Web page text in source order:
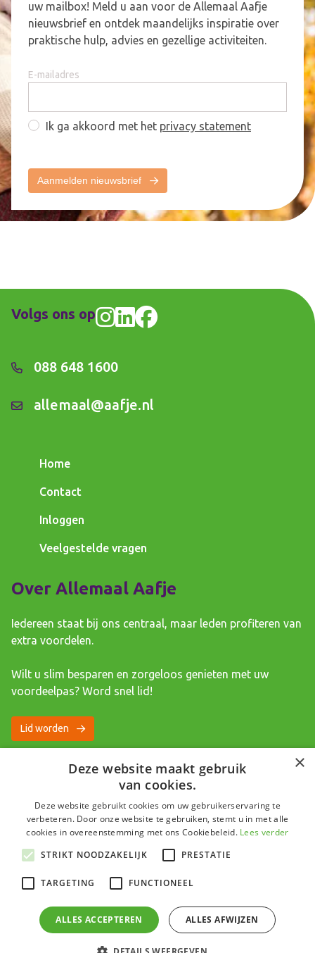
uw mailbox! Meld u aan voor de Allemaal Aafje
nieuwsbrief en ontdek maandelijks inspiratie over
praktische hulp, advies en gezellige activiteiten.
E-mailadres
Ik ga akkoord met het privacy statement
Aanmelden nieuwsbrief
Volgs ons op
088 648 1600
allemaal@aafje.nl
Home
Contact
Inloggen
Veelgestelde vragen
Over Allemaal Aafje
Iedereen staat bij ons centraal, maar leden profiteren van
extra voordelen.
Wilt u slim besparen en zorgeloos genieten met uw
voordeelpas? Word snel lid!
Lid worden
Copyright Aafje 2026
Algemene voorwaarden
Privacyverklaring
Disclaimer
Heeft u
×
Deze website maakt gebruik
van cookies.
Deze website gebruikt cookies om uw gebruikerservaring te
verbeteren. Door onze website te gebruiken, stemt u in met alle
cookies in overeenstemming met ons Cookiebeleid. Lees verder
STRIKT NOODZAKELIJK
PRESTATIE
TARGETING FUNCTIONEEL
ALLES ACCEPTEREN ALLES AFWIJZEN